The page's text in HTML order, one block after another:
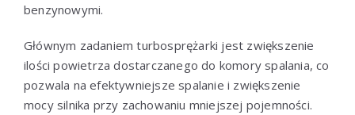
benzynowymi.
Głównym zadaniem turbosprężarki jest zwiększenie
ilości powietrza dostarczanego do komory spalania, co
pozwala na efektywniejsze spalanie i zwiększenie
mocy silnika przy zachowaniu mniejszej pojemności.